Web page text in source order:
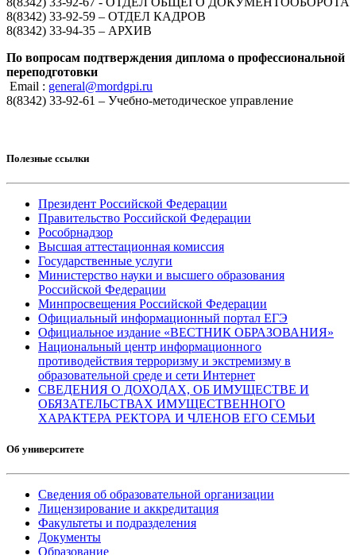
8(8342) 33-92-59 – ОТДЕЛ КАДРОВ
8(8342) 33-94-35 – АРХИВ
По вопросам подтверждения диплома о профессиональной
переподготовки
Email : general@mordgpi.ru
8(8342) 33-92-61 – Учебно-методическое управление
Полезные ссылки
Президент Российской Федерации
Правительство Российской Федерации
Рособрнадзор
Высшая аттестационная комиссия
Государственные услуги
Министерство науки и высшего образования
Российской Федерации
Минпросвещения Российской Федерации
Официальный информационный портал ЕГЭ
Официальное издание «ВЕСТНИК ОБРАЗОВАНИЯ»
Национальный центр информационного
противодействия терроризму и экстремизму в
образовательной среде и сети Интернет
СВЕДЕНИЯ О ДОХОДАХ, ОБ ИМУЩЕСТВЕ И
ОБЯЗАТЕЛЬСТВАХ ИМУЩЕСТВЕННОГО
ХАРАКТЕРА РЕКТОРА И ЧЛЕНОВ ЕГО СЕМЬИ
Об университете
Сведения об образовательной организации
Лицензирование и аккредитация
Факультеты и подразделения
Документы
Образование